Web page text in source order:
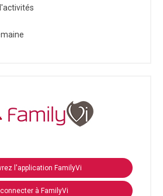
l'application FamilyVi
à FamilyVi